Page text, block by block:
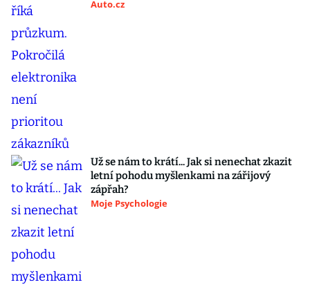
Auto.cz
Už se nám to krátí... Jak si nenechat zkazit
letní pohodu myšlenkami na zářijový
zápřah?
Moje Psychologie